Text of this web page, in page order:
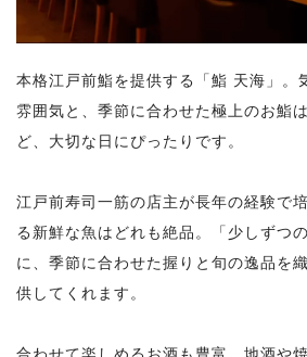
本格江戸前鮨を提供する「鮨 天海」。
雰囲気と、季節に合わせた極上のお鮨
ど、大切な日にぴったりです。
江戸前寿司一筋の店主が長年の経験で
る新鮮な魚はどれも絶品。「少しずつ
に、季節に合わせた握りと旬の逸品を
供してくれます。